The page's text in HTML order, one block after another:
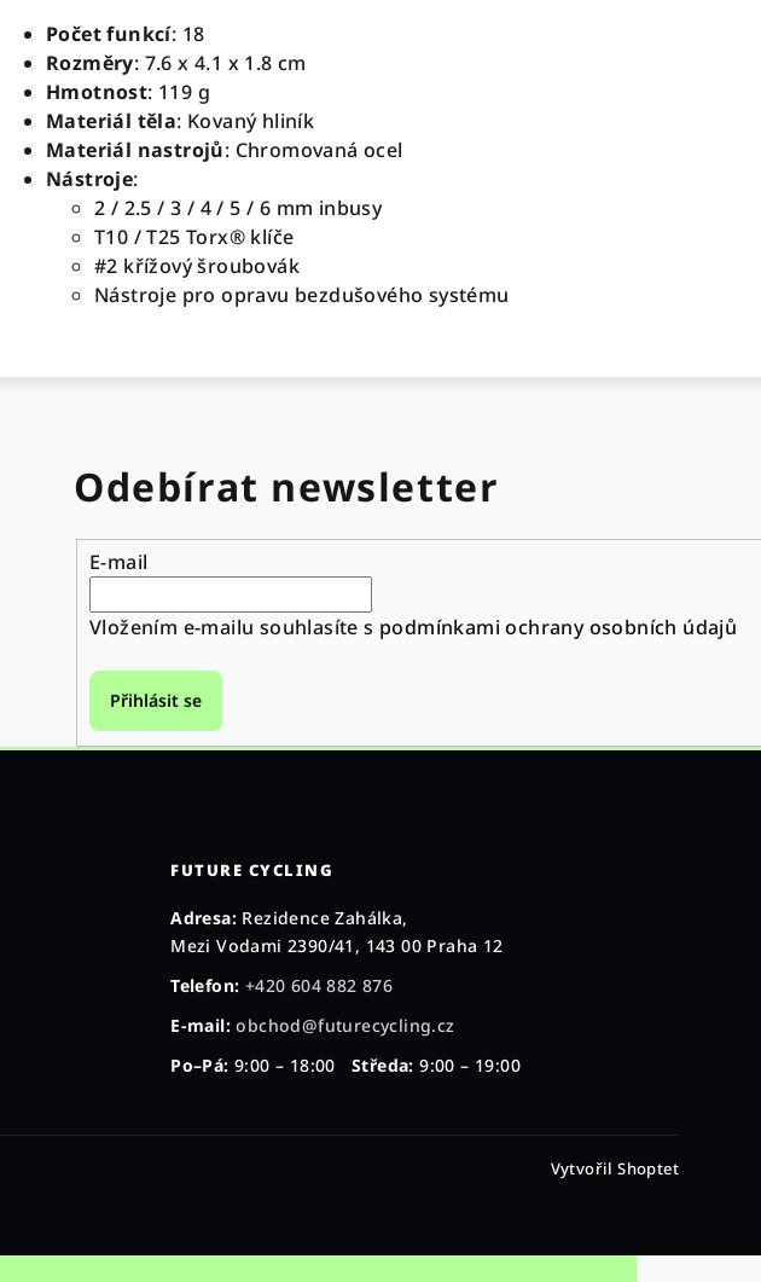
Počet funkcí: 18
Rozměry: 7.6 x 4.1 x 1.8 cm
Hmotnost: 119 g
Materiál těla: Kovaný hliník
Materiál nastrojů: Chromovaná ocel
Nástroje:
2 / 2.5 / 3 / 4 / 5 / 6 mm inbusy
T10 / T25 Torx® klíče
#2 křížový šroubovák
Nástroje pro opravu bezdušového systému
Odebírat newsletter
E-mail
Vložením e-mailu souhlasíte s podmínkami ochrany osobních údajů
Přihlásit se
FUTURE CYCLING
Adresa: Rezidence Zahálka,
Mezi Vodami 2390/41, 143 00 Praha 12
Telefon: +420 604 882 876
E-mail: obchod@futurecycling.cz
Po–Pá: 9:00 – 18:00Středa: 9:00 – 19:00
Vytvořil Shoptet